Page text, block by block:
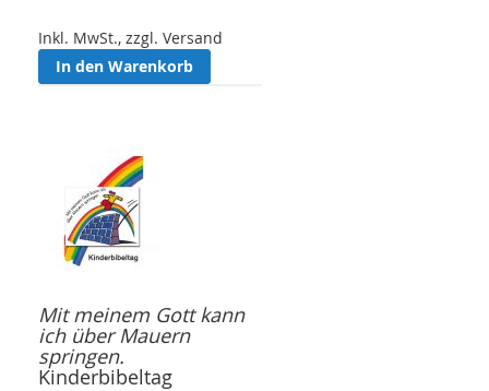
Inkl. MwSt., zzgl. Versand
In den Warenkorb
Mit meinem Gott kann
ich über Mauern
springen.
Kinderbibeltag